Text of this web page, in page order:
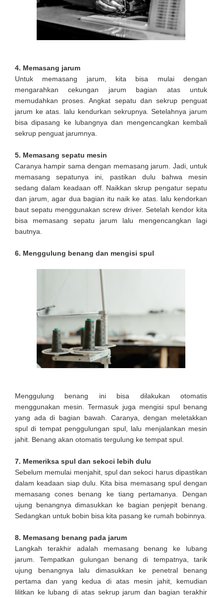
4. Memasang jarum
Untuk memasang jarum, kita bisa mulai dengan
mengarahkan cekungan jarum bagian atas untuk
memudahkan proses. Angkat sepatu dan sekrup penguat
jarum ke atas. lalu kendurkan sekrupnya. Setelahnya jarum
bisa dipasang ke lubangnya dan mengencangkan kembali
sekrup penguat jarumnya.
5. Memasang sepatu mesin
Caranya hampir sama dengan memasang jarum. Jadi, untuk
memasang sepatunya ini, pastikan dulu bahwa mesin
sedang dalam keadaan off. Naikkan skrup pengatur sepatu
dan jarum, agar dua bagian itu naik ke atas. lalu kendorkan
baut sepatu menggunakan screw driver. Setelah kendor kita
bisa memasang sepatu jarum lalu mengencangkan lagi
bautnya.
6. Menggulung benang dan mengisi spul
Menggulung benang ini bisa dilakukan otomatis
menggunakan mesin. Termasuk juga mengisi spul benang
yang ada di bagian bawah. Caranya, dengan meletakkan
spul di tempat penggulungan spul, lalu menjalankan mesin
jahit. Benang akan otomatis tergulung ke tempat spul.
7. Memeriksa spul dan sekoci lebih dulu
Sebelum memulai menjahit, spul dan sekoci harus dipastikan
dalam keadaan siap dulu. Kita bisa memasang spul dengan
memasang cones benang ke tiang pertamanya. Dengan
ujung benangnya dimasukkan ke bagian penjepit benang.
Sedangkan untuk bobin bisa kita pasang ke rumah bobinnya.
8. Memasang benang pada jarum
Langkah terakhir adalah memasang benang ke lubang
jarum. Tempatkan gulungan benang di tempatnya, tarik
ujung benangnya lalu dimasukkan ke penetral benang
pertama dan yang kedua di atas mesin jahit, kemudian
lilitkan ke lubang di atas sekrup jarum dan bagian terakhir